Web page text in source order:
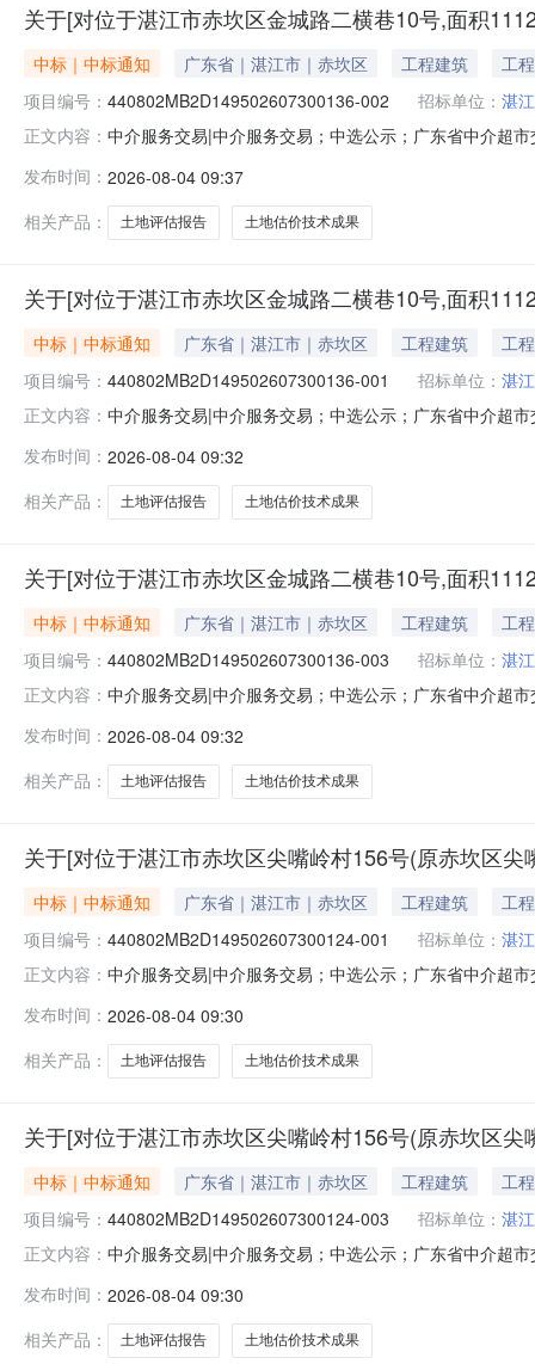
关于[对位于湛江市赤坎区金城路二横巷10号,面积
中标｜中标通知 广东省｜湛江市｜赤坎区 工程建筑
工程
项目编号： 440802MB2D149502607300136-002 招标单位： 湛
正文内容： 中介服务交易|中介服务交易；中选公示；广东省中介超
码：服务金额：暂不做评估与测算金额说明：本次采购
〔2024〕3
发布时间： 2026-08-04 09:37
相关产品：
土地评估报告 土地估价技术成果
关于[对位于湛江市赤坎区金城路二横巷10号,面积
中标｜中标通知 广东省｜湛江市｜赤坎区 工程建筑
工程
项目编号： 440802MB2D149502607300136-001 招标单位： 湛
正文内容： 中介服务交易|中介服务交易；中选公示；广东省中介超
码：服务金额：暂不做评估与测算金额说明：本次采购
〔2024〕3
发布时间： 2026-08-04 09:32
相关产品：
土地评估报告 土地估价技术成果
关于[对位于湛江市赤坎区金城路二横巷10号,面积
中标｜中标通知 广东省｜湛江市｜赤坎区 工程建筑
工程
项目编号： 440802MB2D149502607300136-003 招标单位： 湛
正文内容： 中介服务交易|中介服务交易；中选公示；广东省中介超
码：服务金额：暂不做评估与测算金额说明：本次采购
〔2024〕3
发布时间： 2026-08-04 09:32
相关产品：
土地评估报告 土地估价技术成果
关于[对位于湛江市赤坎区尖嘴岭村156号(原赤坎区
中标｜中标通知 广东省｜湛江市｜赤坎区 工程建筑
工程
项目编号： 440802MB2D149502607300124-001 招标单位： 湛
正文内容： 中介服务交易|中介服务交易；中选公示；广东省中介超
成果投资审批项目编码：服务金额：暂不做评估与测算
（湛自然资
发布时间： 2026-08-04 09:30
相关产品：
土地评估报告 土地估价技术成果
关于[对位于湛江市赤坎区尖嘴岭村156号(原赤坎区
中标｜中标通知 广东省｜湛江市｜赤坎区 工程建筑
工程
项目编号： 440802MB2D149502607300124-003 招标单位： 湛
正文内容： 中介服务交易|中介服务交易；中选公示；广东省中介超
成果投资审批项目编码：服务金额：暂不做评估与测算
（湛自然资
发布时间： 2026-08-04 09:30
相关产品：
土地评估报告 土地估价技术成果